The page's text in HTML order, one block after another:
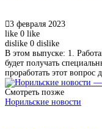
3 февраля 2023
like 0 like
dislike 0 dislike
В этом выпуске: 1.
будет получать
проработать этот вопрос
Смотреть позже
Норильские новости